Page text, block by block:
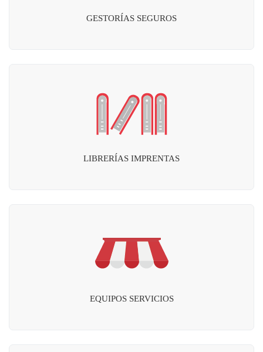
GESTORÍAS SEGUROS
LIBRERÍAS IMPRENTAS
EQUIPOS SERVICIOS